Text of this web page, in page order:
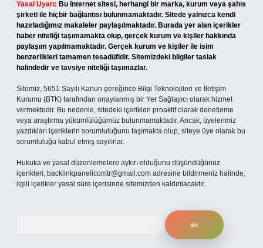
Yasal Uyarı: Bu internet sitesi, herhangi bir marka, kurum veya şahıs
şirketi ile hiçbir bağlantısı bulunmamaktadır. Sitede yalnızca kendi
hazırladığımız makaleler paylaşılmaktadır. Burada yer alan içerikler
haber niteliği taşımamakta olup, gerçek kurum ve kişiler hakkında
paylaşım yapılmamaktadır. Gerçek kurum ve kişiler ile isim
benzerlikleri tamamen tesadüfidir. Sitemizdeki bilgiler taslak
halindedir ve tavsiye niteliği taşımazlar.
Sitemiz, 5651 Sayılı Kanun gereğince Bilgi Teknolojileri ve İletişim
Kurumu (BTK) tarafından onaylanmış bir Yer Sağlayıcı olarak hizmet
vermektedir. Bu nedenle, sitedeki içerikleri proaktif olarak denetleme
veya araştırma yükümlülüğümüz bulunmamaktadır. Ancak, üyelerimiz
yazdıkları içeriklerin sorumluluğunu taşımakta olup, siteye üye olarak bu
sorumluluğu kabul etmiş sayılırlar.
Hukuka ve yasal düzenlemelere aykırı olduğunu düşündüğünüz
içerikleri, backlinkpanelicomtr@gmail.com adresine bildirmeniz halinde,
ilgili içerikler yasal süre içerisinde sitemizden kaldırılacaktır.